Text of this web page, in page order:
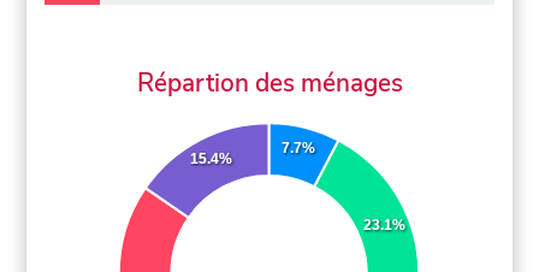
Répartion des ménages
7.7%
23.1%
15.4%